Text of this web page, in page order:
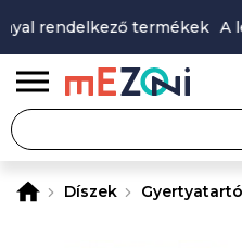
rendelkező termékek A
Díszek